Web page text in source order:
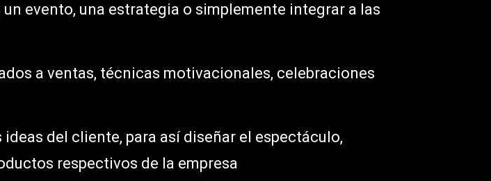
evento, una estrategia o simplemente integrar a las
a ventas, técnicas motivacionales, celebraciones
del cliente, para así diseñar el espectáculo,
respectivos de la empresa